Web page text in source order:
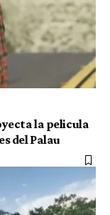
la pelicula
del Palau